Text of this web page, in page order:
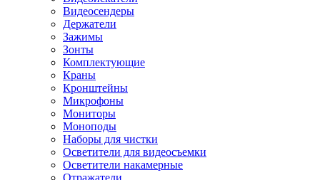
Видеосендеры
Держатели
Зажимы
Зонты
Комплектующие
Краны
Кронштейны
Микрофоны
Мониторы
Моноподы
Наборы для чистки
Осветители для видеосъемки
Осветители накамерные
Отражатели